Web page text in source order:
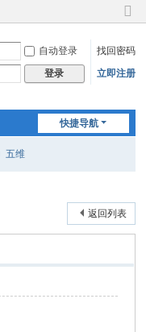
切
到
窄
自动登录
找回密码
登录 立即注册
快捷导航
五维
返回列表